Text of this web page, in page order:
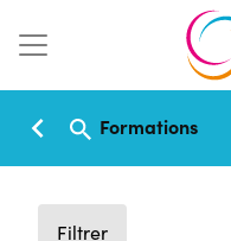
Formations
Filtrer